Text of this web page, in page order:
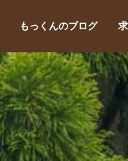
もっくんのブログ